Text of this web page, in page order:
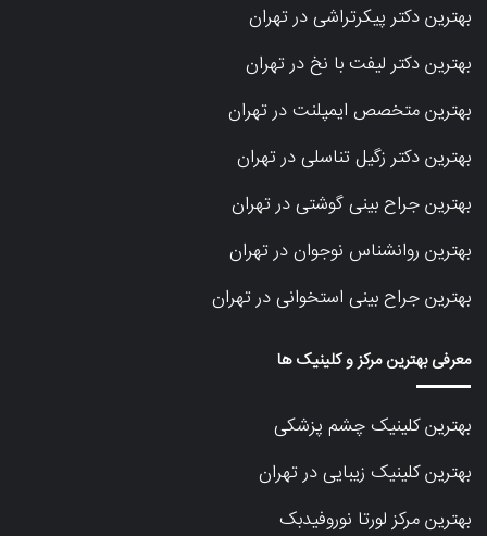
بهترین دکتر پیکرتراشی در تهران
بهترین دکتر لیفت با نخ در تهران
بهترین متخصص ایمپلنت در تهران
بهترین دکتر زگیل تناسلی در تهران
بهترین جراح بینی گوشتی در تهران
بهترین روانشناس نوجوان در تهران
بهترین جراح بینی استخوانی در تهران
معرفی بهترین مرکز و کلینیک ها
بهترین کلینیک چشم پزشکی
بهترین کلینیک زیبایی در تهران
بهترین مرکز لورتا نوروفیدبک